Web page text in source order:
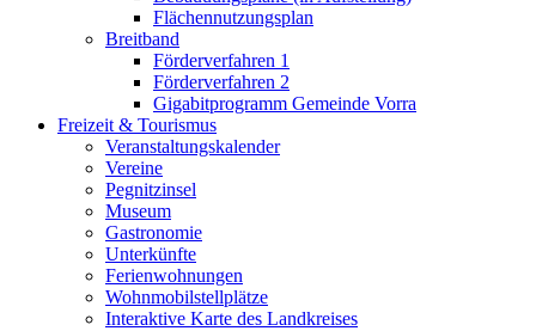
Flächennutzungsplan
Breitband
Förderverfahren 1
Förderverfahren 2
Gigabitprogramm Gemeinde Vorra
Freizeit & Tourismus
Veranstaltungskalender
Vereine
Pegnitzinsel
Museum
Gastronomie
Unterkünfte
Ferienwohnungen
Wohnmobilstellplätze
Interaktive Karte des Landkreises